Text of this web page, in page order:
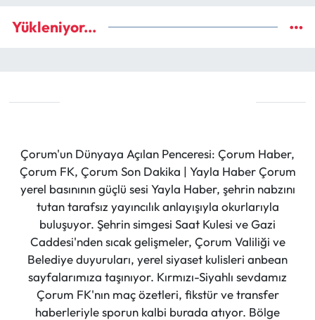
Yükleniyor...
Çorum'un Dünyaya Açılan Penceresi: Çorum Haber,
Çorum FK, Çorum Son Dakika | Yayla Haber Çorum
yerel basınının güçlü sesi Yayla Haber, şehrin nabzını
tutan tarafsız yayıncılık anlayışıyla okurlarıyla
buluşuyor. Şehrin simgesi Saat Kulesi ve Gazi
Caddesi'nden sıcak gelişmeler, Çorum Valiliği ve
Belediye duyuruları, yerel siyaset kulisleri anbean
sayfalarımıza taşınıyor. Kırmızı-Siyahlı sevdamız
Çorum FK'nın maç özetleri, fikstür ve transfer
haberleriyle sporun kalbi burada atıyor. Bölge